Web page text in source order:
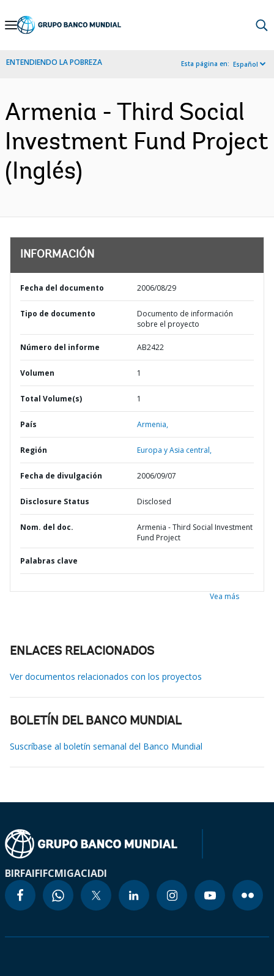
Skip
Navigation
ENTENDIENDO LA POBREZA Esta página en: Español
Armenia - Third Social
Investment Fund Project
(Inglés)
INFORMACIÓN
Fecha del documento 2006/08/29
Tipo de documento
Documento de información
sobre el proyecto
Número del informe AB2422
Volumen 1
Total Volume(s) 1
País Armenia,
Región Europa y Asia central,
Fecha de divulgación 2006/09/07
Disclosure Status Disclosed
Nom. del doc.
Armenia - Third Social Investment
Fund Project
Palabras clave
Vea más
ENLACES RELACIONADOS
Ver documentos relacionados con los proyectos
BOLETÍN DEL BANCO MUNDIAL
Suscríbase al boletín semanal del Banco Mundial
BIRFAIFIFCMIGACIADI